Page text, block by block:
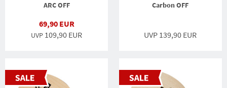
ARC OFF
69,90 EUR
UVP 109,90 EUR
Carbon OFF
UVP 139,90 EUR